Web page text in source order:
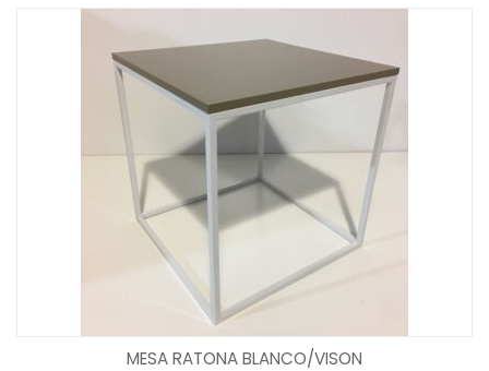
MESA RATONA BLANCO/VISON